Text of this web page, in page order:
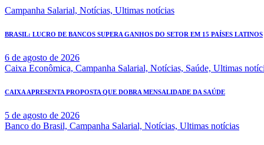
Campanha Salarial, Notícias, Ultimas notícias
BRASIL: LUCRO DE BANCOS SUPERA GANHOS DO SETOR EM 15 PAÍSES LATINOS
6 de agosto de 2026
Caixa Econômica, Campanha Salarial, Notícias, Saúde, Ultimas
CAIXA APRESENTA PROPOSTA QUE DOBRA MENSALIDADE DA SAÚDE
5 de agosto de 2026
Banco do Brasil, Campanha Salarial, Notícias, Ultimas notícias